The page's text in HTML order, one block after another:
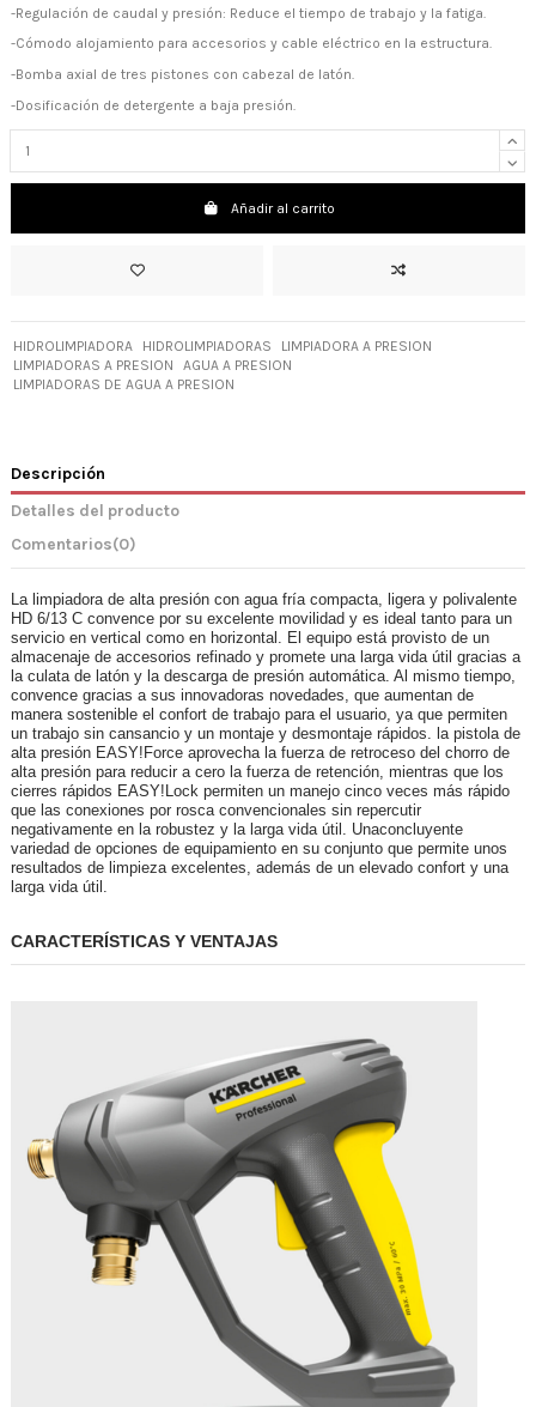
-Regulación de caudal y presión: Reduce el tiempo de trabajo y la fatiga.
-Cómodo alojamiento para accesorios y cable eléctrico en la estructura.
-Bomba axial de tres pistones con cabezal de latón.
-Dosificación de detergente a baja presión.
Añadir al carrito
HIDROLIMPIADORA HIDROLIMPIADORAS
LIMPIADORA A PRESION
LIMPIADORAS A PRESION
AGUA A PRESION
LIMPIADORAS DE AGUA A PRESION
Descripción
Detalles del producto
Comentarios(0)
La limpiadora de alta presión con agua fría compacta, ligera y polivalente
HD 6/13 C convence por su excelente movilidad y es ideal tanto para un
servicio en vertical como en horizontal. El equipo está provisto de un
almacenaje de accesorios refinado y promete una larga vida útil gracias a
la culata de latón y la descarga de presión automática. Al mismo tiempo,
convence gracias a sus innovadoras novedades, que aumentan de
manera sostenible el confort de trabajo para el usuario, ya que permiten
un trabajo sin cansancio y un montaje y desmontaje rápidos. la pistola de
alta presión EASY!Force aprovecha la fuerza de retroceso del chorro de
alta presión para reducir a cero la fuerza de retención, mientras que los
cierres rápidos EASY!Lock permiten un manejo cinco veces más rápido
que las conexiones por rosca convencionales sin repercutir
negativamente en la robustez y la larga vida útil. Unaconcluyente
variedad de opciones de equipamiento en su conjunto que permite unos
resultados de limpieza excelentes, además de un elevado confort y una
larga vida útil.
CARACTERÍSTICAS Y VENTAJAS